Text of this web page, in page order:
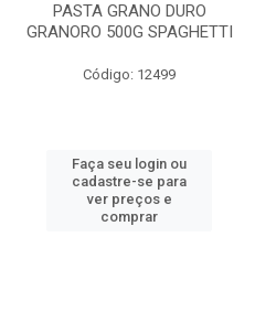
PASTA GRANO DURO
GRANORO 500G SPAGHETTI
Código: 12499
Faça seu login ou
cadastre-se para
ver preços e
comprar